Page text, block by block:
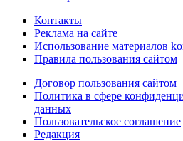
Контакты
Реклама на сайте
Использование материалов
Правила пользования сайтом
Договор пользования сайтом
Политика в сфере
данных
Пользовательское соглашение
Редакция